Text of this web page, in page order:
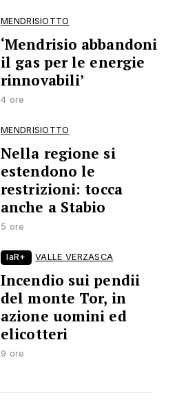
MENDRISIOTTO
‘Mendrisio abbandoni
il gas per le energie
rinnovabili’
4 ore
MENDRISIOTTO
Nella regione si
estendono le
restrizioni: tocca
anche a Stabio
5 ore
laR+ VALLE VERZASCA
Incendio sui pendii
del monte Tor, in
azione uomini ed
elicotteri
9 ore